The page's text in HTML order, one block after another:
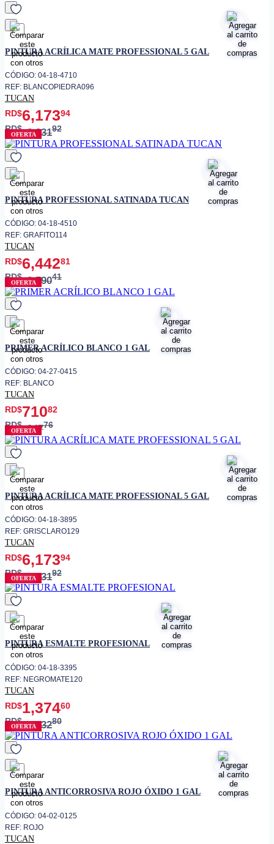
favorito
PINTURA ACRÍLICA MATE PROFESSIONAL 5 GAL
CÓDIGO: 04-18-4710
REF: BLANCOPIEDRA096
TUCAN
RD$6,17394
RD$8,23192
OFERTA
favorito
PINTURA PROFESSIONAL SATINADA TUCAN
CÓDIGO: 04-18-4510
REF: GRAFITO114
TUCAN
RD$6,44281
RD$8,59041
OFERTA
favorito
PRIMER ACRÍLICO BLANCO 1 GAL
CÓDIGO: 04-27-0415
REF: BLANCO
TUCAN
RD$71082
RD$94776
OFERTA
favorito
PINTURA ACRÍLICA MATE PROFESSIONAL 5 GAL
CÓDIGO: 04-18-3895
REF: GRISCLARO129
TUCAN
RD$6,17394
RD$8,23192
OFERTA
favorito
PINTURA ESMALTE PROFESIONAL
CÓDIGO: 04-18-3395
REF: NEGROMATE120
TUCAN
RD$1,37460
RD$1,83280
OFERTA
favorito
PINTURA ANTICORROSIVA ROJO ÓXIDO 1 GAL
CÓDIGO: 04-02-0125
REF: ROJO
TUCAN